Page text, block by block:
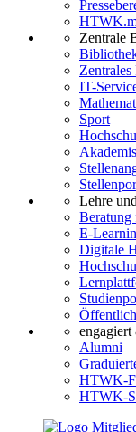
Zentrale
Zentrales
IT-
Sport
Lehre
Beratung
E-
Digitale
Alumni
HTWK-
HTWK-